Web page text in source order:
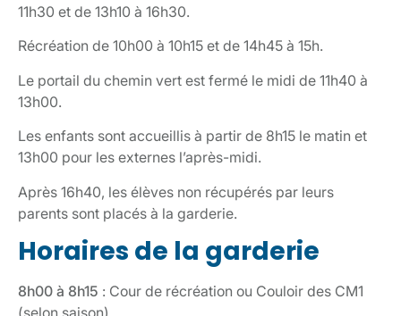
11h30 et de 13h10 à 16h30.
Récréation de 10h00 à 10h15 et de 14h45 à 15h.
Le portail du chemin vert est fermé le midi de 11h40 à
13h00.
Les enfants sont accueillis à partir de 8h15 le matin et
13h00 pour les externes l’après-midi.
Après 16h40, les élèves non récupérés par leurs
parents sont placés à la garderie.
Horaires de la garderie
8h00 à 8h15 : Cour de récréation ou Couloir des CM1
(selon saison)